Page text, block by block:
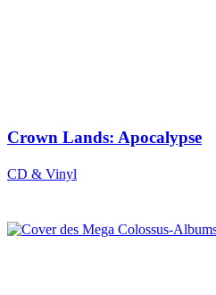
Crown Lands: Apocalypse
CD & Vinyl